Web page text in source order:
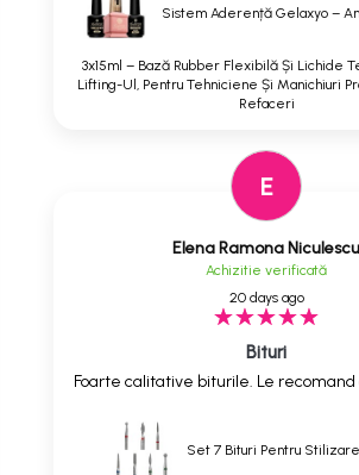
Sistem Aderență Gelaxyo –
3x15ml – Bază Rubber Flexibilă Și Lichide
Lifting-Ul, Pentru Tehniciene Și Manichiuri
Refaceri
E
Elena Ramona Niculescu
Achizitie verificată
20 days ago
Bituri
Foarte calitative biturile. Le
Set 7 Bituri Pentru